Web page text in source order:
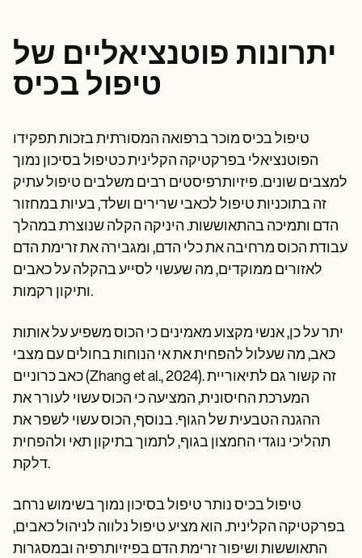
יתרונות פוטנציאליים של
טיפול בכיס
טיפול בכיס מוכר ברפואה המסורתית בזכות תפקידו
הפוטנציאלי בפרקטיקה הקלינית כטיפול בסיכון נמוך
למצבים שונים. פיזיותרפיסטים רבים משלבים טיפול עתיק
זה בתוכניות טיפול לכאבי שרירים ושלד, בעיות במחזור
הדם ותמיכה בהתאוששות. היניקה הקלה שנוצרת במהלך
עבודת הכוס מרחיבה את כלי הדם, ומגבירה את זרימת הדם
לאזורים ממוקדים, מה שעשוי לסייע בהקלה על כאבים
ותיקון רקמות.
יתר על כן, אנשי מקצוע מאמינים כי הכוס משפיע על אותות
כאב, מה שעלול להפחית את אי הנוחות בחולים עם מצבי
כאב כרוניים (Zhang et al., 2024). זה קשור גם לתיאוריית
המערכת החיסונית, המציעה כי הכוס עשוי לעורר את
ההגנה הטבעית של הגוף. בנוסף, הכוס עשוי לשפר את
תהליכי נוגדי החמצון בגוף, לתמוך בתיקון תאי ולהפחית
דלקת.
טיפול בכיס נותר טיפול בסיכון נמוך בשימוש נרחב
בפרקטיקה הקלינית. הוא מציע טיפול נלווה לניהול כאבים,
התאוששות ושיפור זרימת הדם בפיזיותרפיה ובמסגרות